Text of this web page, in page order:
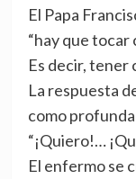
El Papa
“hay que tocar
Es decir, tener
La respuesta
como
“¡Quiero!…
El enfermo se